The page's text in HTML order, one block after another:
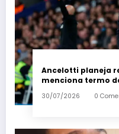
Ancelotti planeja
menciona termo
Em Dia ES
30/07/2026 0